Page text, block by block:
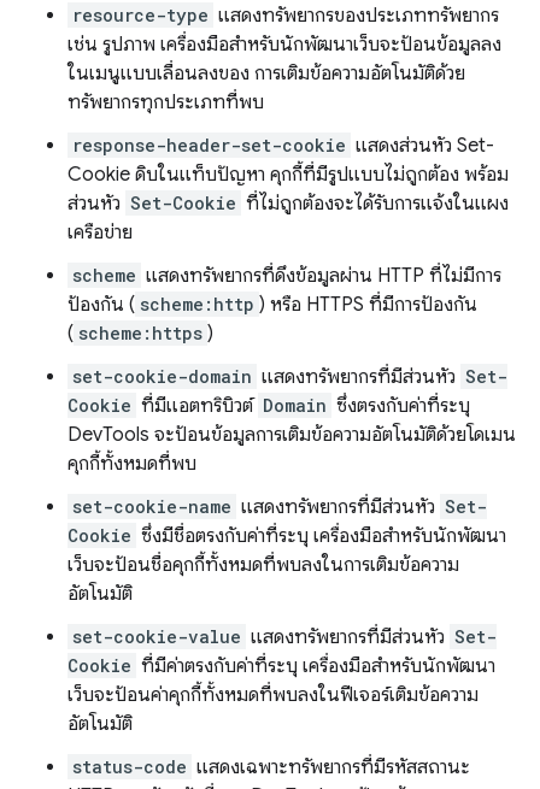
resource-type แสดงทรัพยากรของประเภททรัพยากร
เช่น รูปภาพ เครื่องมือสำหรับนักพัฒนาเว็บจะป้อนข้อมูลลง
ในเมนูแบบเลื่อนลงของ การเติมข้อความอัตโนมัติด้วย
ทรัพยากรทุกประเภทที่พบ
response-header-set-cookie แสดงส่วนหัว Set-
Cookie ดิบในแท็บปัญหา คุกกี้ที่มีรูปแบบไม่ถูกต้อง พร้อม
ส่วนหัว Set-Cookie ที่ไม่ถูกต้องจะได้รับการแจ้งในแผง
เครือข่าย
scheme แสดงทรัพยากรที่ดึงข้อมูลผ่าน HTTP ที่ไม่มีการ
ป้องกัน ( scheme:http ) หรือ HTTPS ที่มีการป้องกัน
( scheme:https )
set-cookie-domain แสดงทรัพยากรที่มีส่วนหัว Set-
Cookie ที่มีแอตทริบิวต์ Domain ซึ่งตรงกับค่าที่ระบุ
DevTools จะป้อนข้อมูลการเติมข้อความอัตโนมัติด้วยโดเมน
คุกกี้ทั้งหมดที่พบ
set-cookie-name แสดงทรัพยากรที่มีส่วนหัว Set-
Cookie ซึ่งมีชื่อตรงกับค่าที่ระบุ เครื่องมือสำหรับนักพัฒนา
เว็บจะป้อนชื่อคุกกี้ทั้งหมดที่พบลงในการเติมข้อความ
อัตโนมัติ
set-cookie-value แสดงทรัพยากรที่มีส่วนหัว Set-
Cookie ที่มีค่าตรงกับค่าที่ระบุ เครื่องมือสำหรับนักพัฒนา
เว็บจะป้อนค่าคุกกี้ทั้งหมดที่พบลงในฟีเจอร์เติมข้อความ
อัตโนมัติ
status-code แสดงเฉพาะทรัพยากรที่มีรหัสสถานะ